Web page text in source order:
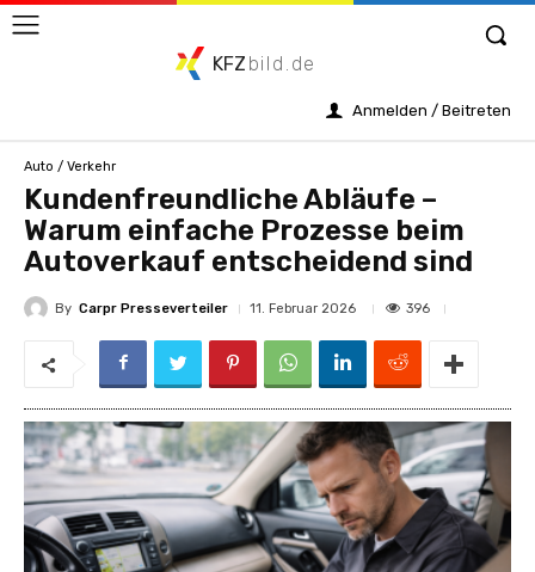
KFZ bild.de
Anmelden / Beitreten
Auto / Verkehr
Kundenfreundliche Abläufe –
Warum einfache Prozesse beim
Autoverkauf entscheidend sind
By Carpr Presseverteiler 11. Februar 2026 396